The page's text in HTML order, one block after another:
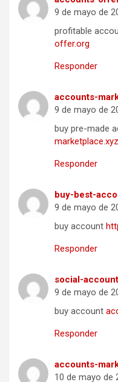
9 de mayo de
profitable
offer.org
Responder
accounts-
9 de mayo de
buy pre-made
marketplace.xyz
Responder
buy-best-
9 de mayo de
buy account
Responder
social-
9 de mayo de
buy account
Responder
accounts-
10 de mayo de